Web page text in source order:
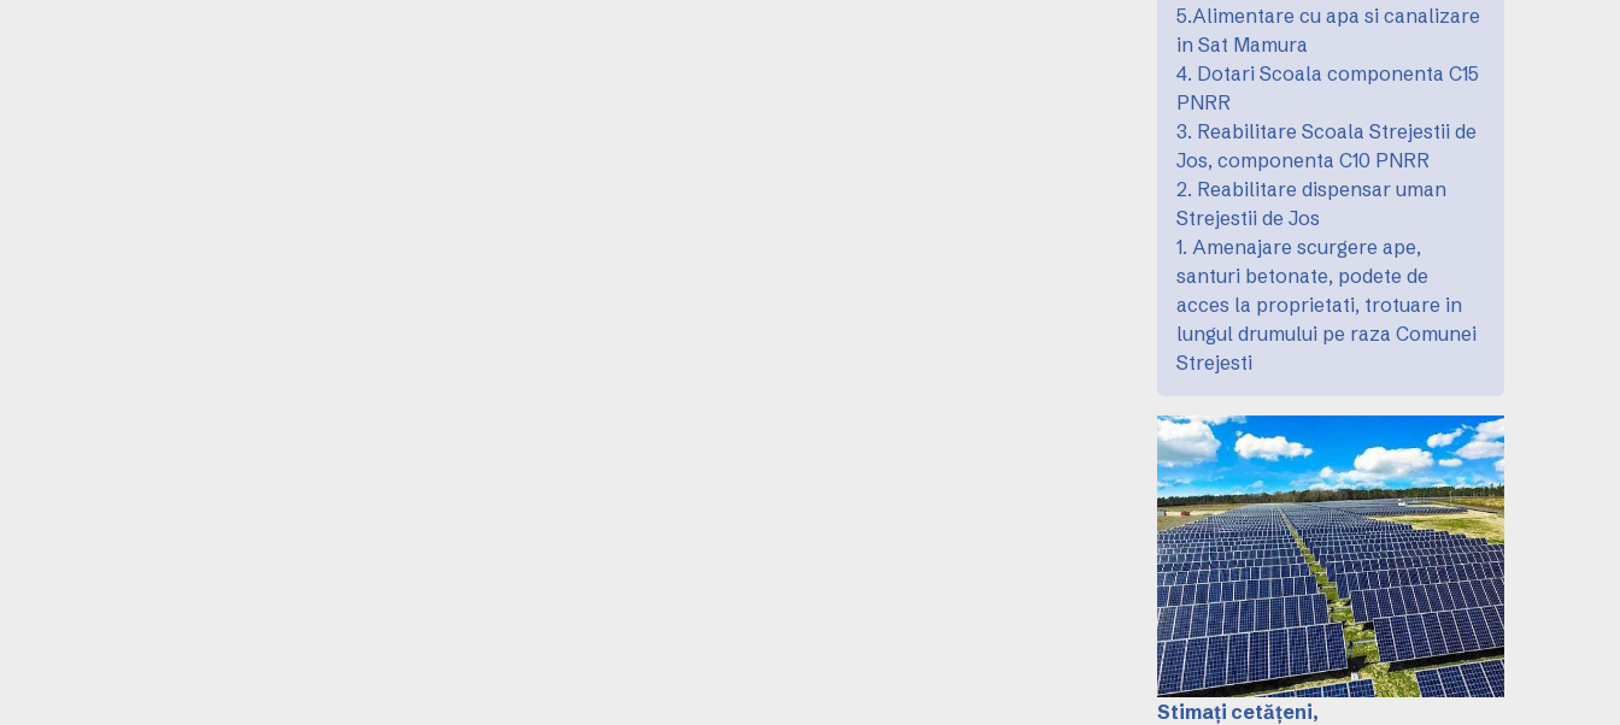
5.Alimentare cu apa si canalizare
in Sat Mamura
4. Dotari Scoala componenta C15
PNRR
3. Reabilitare Scoala Strejestii de
Jos, componenta C10 PNRR
2. Reabilitare dispensar uman
Strejestii de Jos
1. Amenajare scurgere ape,
santuri betonate, podete de
acces la proprietati, trotuare in
lungul drumului pe raza Comunei
Strejesti
Stimați cetățeni,